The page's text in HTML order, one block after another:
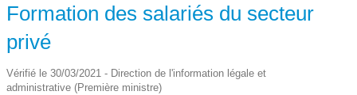
Formation des salariés du secteur
privé
Vérifié le 30/03/2021 - Direction de l'information légale et
administrative (Première ministre)